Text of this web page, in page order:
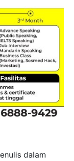
dalam